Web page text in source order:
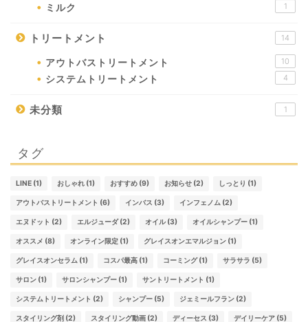
ミルク 1
トリートメント 14
アウトバストリートメント 10
システムトリートメント 4
未分類 1
タグ
LINE (1) おしゃれ (1) おすすめ (9) お知らせ (2) しっとり (1)
アウトバストリートメント (6) インバス (3) インフェノム (2)
エヌドット (2) エルジューダ(2) オイル(3) オイルシャンプー (1)
オススメ (8) オンライン限定 (1) グレイスオンエマルジョン (1)
グレイスオンセラム (1) コスパ最高 (1) コーミング(1) サラサラ (5)
サロン (1) サロンシャンプー (1) サントリートメント (1)
システムトリートメント (2) シャンプー (5) ジェミールフラン (2)
スタイリング剤 (2) スタイリング動画 (2) ディーセス (3) デイリーケア (5)